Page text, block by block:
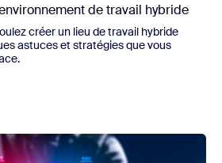
de travail hybride
créer un lieu de travail hybride
astuces et stratégies que vous